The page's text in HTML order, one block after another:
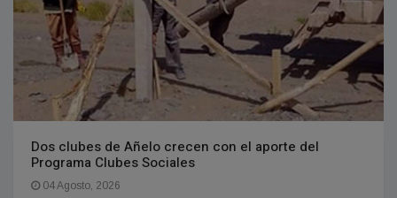
Dos clubes de Añelo crecen con el aporte del
Programa Clubes Sociales
04 Agosto, 2026